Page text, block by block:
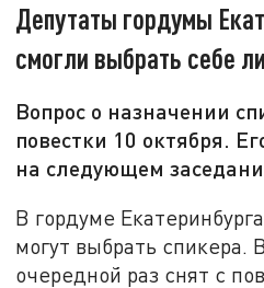
Депутаты гордумы
смогли выбрать себе
Вопрос о назначении
повестки 10 октября.
на следующем
В гордуме
могут выбрать спикера.
очередной раз снят с